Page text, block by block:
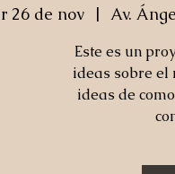
26 de nov
  |
Av.
Este es un
ideas sobre el
ideas de